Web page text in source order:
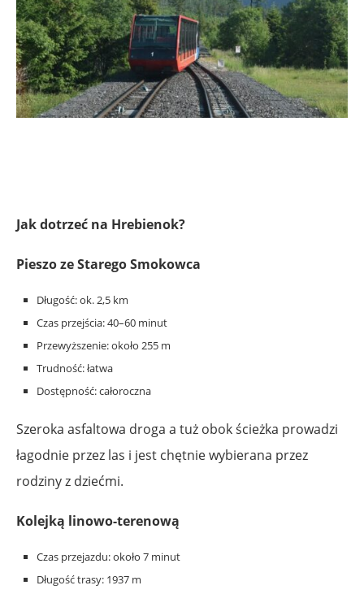
Jak dotrzeć na Hrebienok?
Pieszo ze Starego Smokowca
Długość: ok. 2,5 km
Czas przejścia: 40–60 minut
Przewyższenie: około 255 m
Trudność: łatwa
Dostępność: całoroczna
Szeroka asfaltowa droga a tuż obok ścieżka prowadzi
łagodnie przez las i jest chętnie wybierana przez
rodziny z dziećmi.
Kolejką linowo-terenową
Czas przejazdu: około 7 minut
Długość trasy: 1937 m